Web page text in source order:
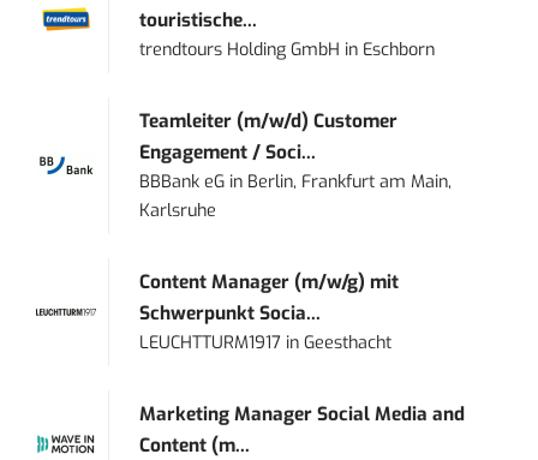
touristische...
trendtours Holding GmbH in Eschborn
Teamleiter (m/w/d) Customer
Engagement / Soci...
BBBank eG in Berlin, Frankfurt am Main,
Karlsruhe
Content Manager (m/w/g) mit
Schwerpunkt Socia...
LEUCHTTURM1917 inGeesthacht
Marketing Manager Social Media and
Content (m...